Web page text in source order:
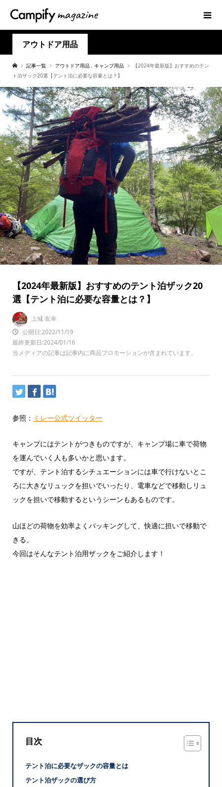
アウトドア用品
記事一覧 アウトドア用品 , キャンプ用品
【2024年最新版】おすすめのテン
ト泊ザック20選【テント泊に必要な容量とは？】
【2024年最新版】おすすめのテント泊ザック20
選【テント泊に必要な容量とは？】
上城 友幸
公開日:2022/11/19
最終更新日:2024/01/16
当メディアの記事は記事内に商品プロモーションが含まれています。
参照： ミレー公式ツイッター
キャンプにはテントがつきものですが、キャンプ場に車で荷物
を運んでいく人も多いかと思います。
ですが、テント泊するシチュエーションには車で行けないとこ
ろに大きなリュックを担いでいったり、電車などで移動しリュ
ックを担いで移動するというシーンもあるものです。
山ほどの荷物を効率よくパッキングして、快適に担いで移動で
きる。
今回はそんなテント泊用ザックをご紹介します！
目次
テント泊に必要なザックの容量とは
テント泊ザックの選び方